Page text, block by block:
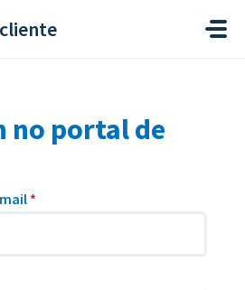
no portal de
*